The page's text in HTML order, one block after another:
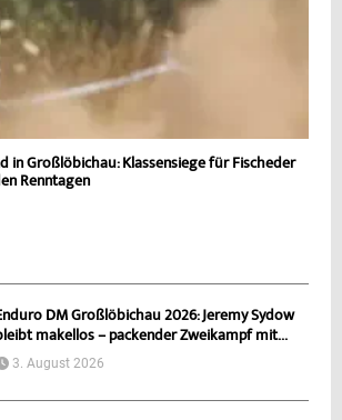
in Großlöbichau: Klassensiege für Fischeder
Renntagen
DM Großlöbichau 2026: Jeremy Sydow
makellos – packender Zweikampf mit...
3. August 2026